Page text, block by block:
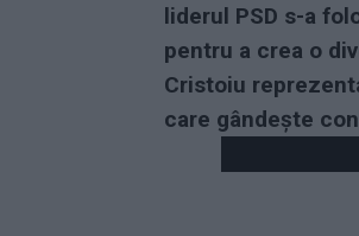
liderul PSD s-a
pentru a crea o
Cristoiu
care gândește